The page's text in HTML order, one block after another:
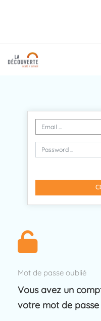
Mot de passe oublié
Vous avez un
votre mot de passe